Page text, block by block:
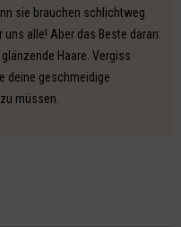
sie brauchen schlichtweg
alle! Aber das Beste daran:
Haare. Vergiss
deine geschmeidige
müssen.